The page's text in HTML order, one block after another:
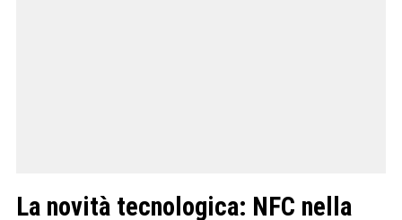
La novità tecnologica: NFC nella